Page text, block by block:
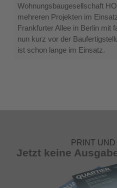
Wohnungsbaugesellschaft
mehreren Projekten im
Frankfurter Allee in Berlin mit
nun kurz vor der
ist schon lange im Einsatz.
PRINT
Jetzt keine